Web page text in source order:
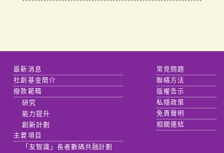
最新消息
社創基金簡介
撥款範疇
研究
能力提升
創新計劃
主要項目
「友智識」長者數碼共融計劃
常見問題
聯絡方法
版權告示
私隱政策
免責聲明
相關連結